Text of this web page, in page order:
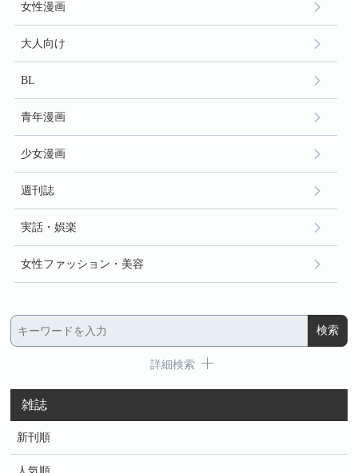
女性漫画
大人向け
BL
青年漫画
少女漫画
週刊誌
実話・娯楽
女性ファッション・美容
詳細検索
雑誌
新刊順